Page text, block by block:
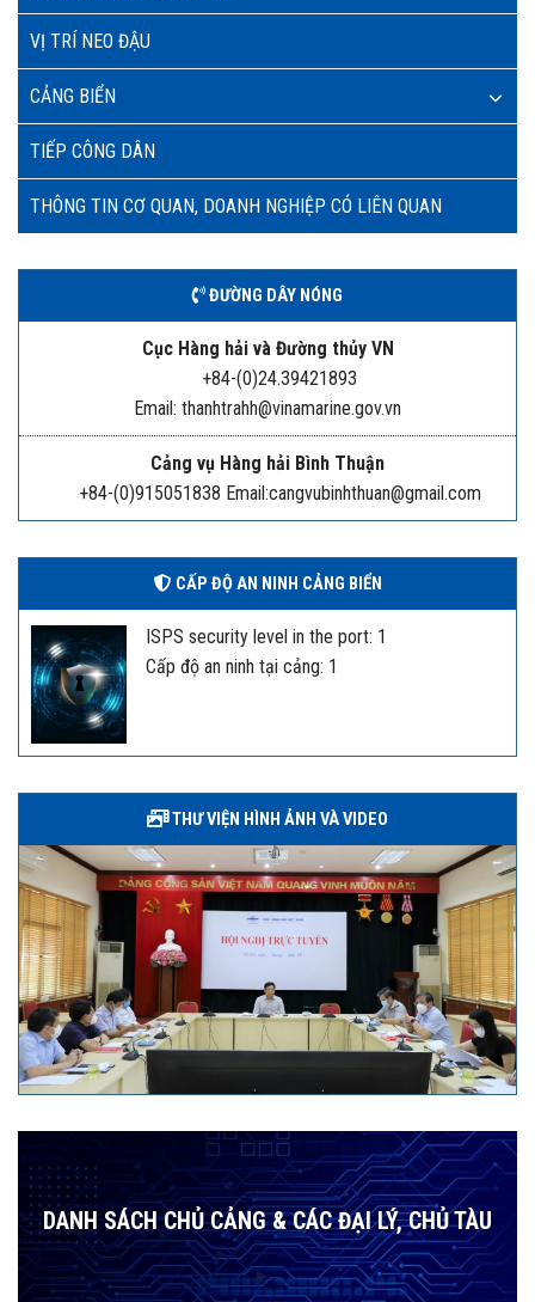
VỊ TRÍ NEO ĐẬU
CẢNG BIỂN
TIẾP CÔNG DÂN
THÔNG TIN CƠ QUAN, DOANH NGHIỆP CÓ LIÊN QUAN
ĐƯỜNG DÂY NÓNG
Cục Hàng hải và Đường thủy VN
+84-(0)24.39421893
Email: thanhtrahh@vinamarine.gov.vn
Cảng vụ Hàng hải Bình Thuận
+84-(0)915051838 Email:cangvubinhthuan@gmail.com
CẤP ĐỘ AN NINH CẢNG BIỂN
ISPS security level in the port: 1
Cấp độ an ninh tại cảng: 1
THƯ VIỆN HÌNH ẢNH VÀ VIDEO
DANH SÁCH CHỦ CẢNG & CÁC ĐẠI LÝ, CHỦ TÀU